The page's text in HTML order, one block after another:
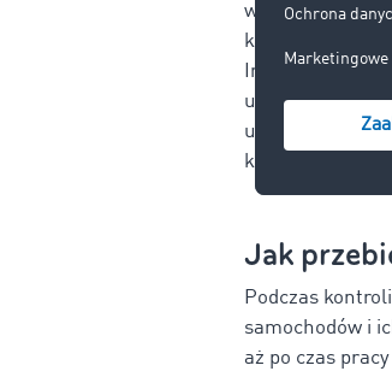
wizytę
kontrolą – o ile
Inspektorzy ITD
upoważnień do
udostępnić
kontroli.
Jak
Podczas
samochodów i
aż po czas